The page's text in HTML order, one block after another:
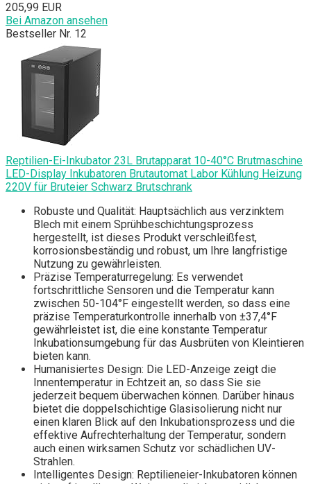
205,99 EUR
Bei Amazon ansehen
Bestseller Nr. 12
Reptilien-Ei-Inkubator 23L Brutapparat 10-40°C Brutmaschine
LED-Display Inkubatoren Brutautomat Labor Kühlung Heizung
220V für Bruteier Schwarz Brutschrank
Robuste und Qualität: Hauptsächlich aus verzinktem
Blech mit einem Sprühbeschichtungsprozess
hergestellt, ist dieses Produkt verschleißfest,
korrosionsbeständig und robust, um Ihre langfristige
Nutzung zu gewährleisten.
Präzise Temperaturregelung: Es verwendet
fortschrittliche Sensoren und die Temperatur kann
zwischen 50-104°F eingestellt werden, so dass eine
präzise Temperaturkontrolle innerhalb von ±37,4°F
gewährleistet ist, die eine konstante Temperatur
Inkubationsumgebung für das Ausbrüten von Kleintieren
bieten kann.
Humanisiertes Design: Die LED-Anzeige zeigt die
Innentemperatur in Echtzeit an, so dass Sie sie
jederzeit bequem überwachen können. Darüber hinaus
bietet die doppelschichtige Glasisolierung nicht nur
einen klaren Blick auf den Inkubationsprozess und die
effektive Aufrechterhaltung der Temperatur, sondern
auch einen wirksamen Schutz vor schädlichen UV-
Strahlen.
Intelligentes Design: Reptilieneier-Inkubatoren können